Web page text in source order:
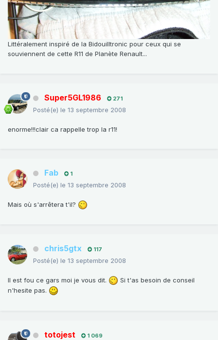
Littéralement inspiré de la Bidouilltronic pour ceux qui se
souviennent de cette R11 de Planète Renault...
Super5GL1986 271
Posté(e) le 13 septembre 2008
enorme!!!clair ca rappelle trop la r11!
Fab 1
Posté(e) le 13 septembre 2008
Mais où s'arrêtera t'il?
chris5gtx 117
Posté(e) le 13 septembre 2008
Il est fou ce gars moi je vous dit.
Si t'as besoin de conseil
n'hesite pas.
totojest 1 069